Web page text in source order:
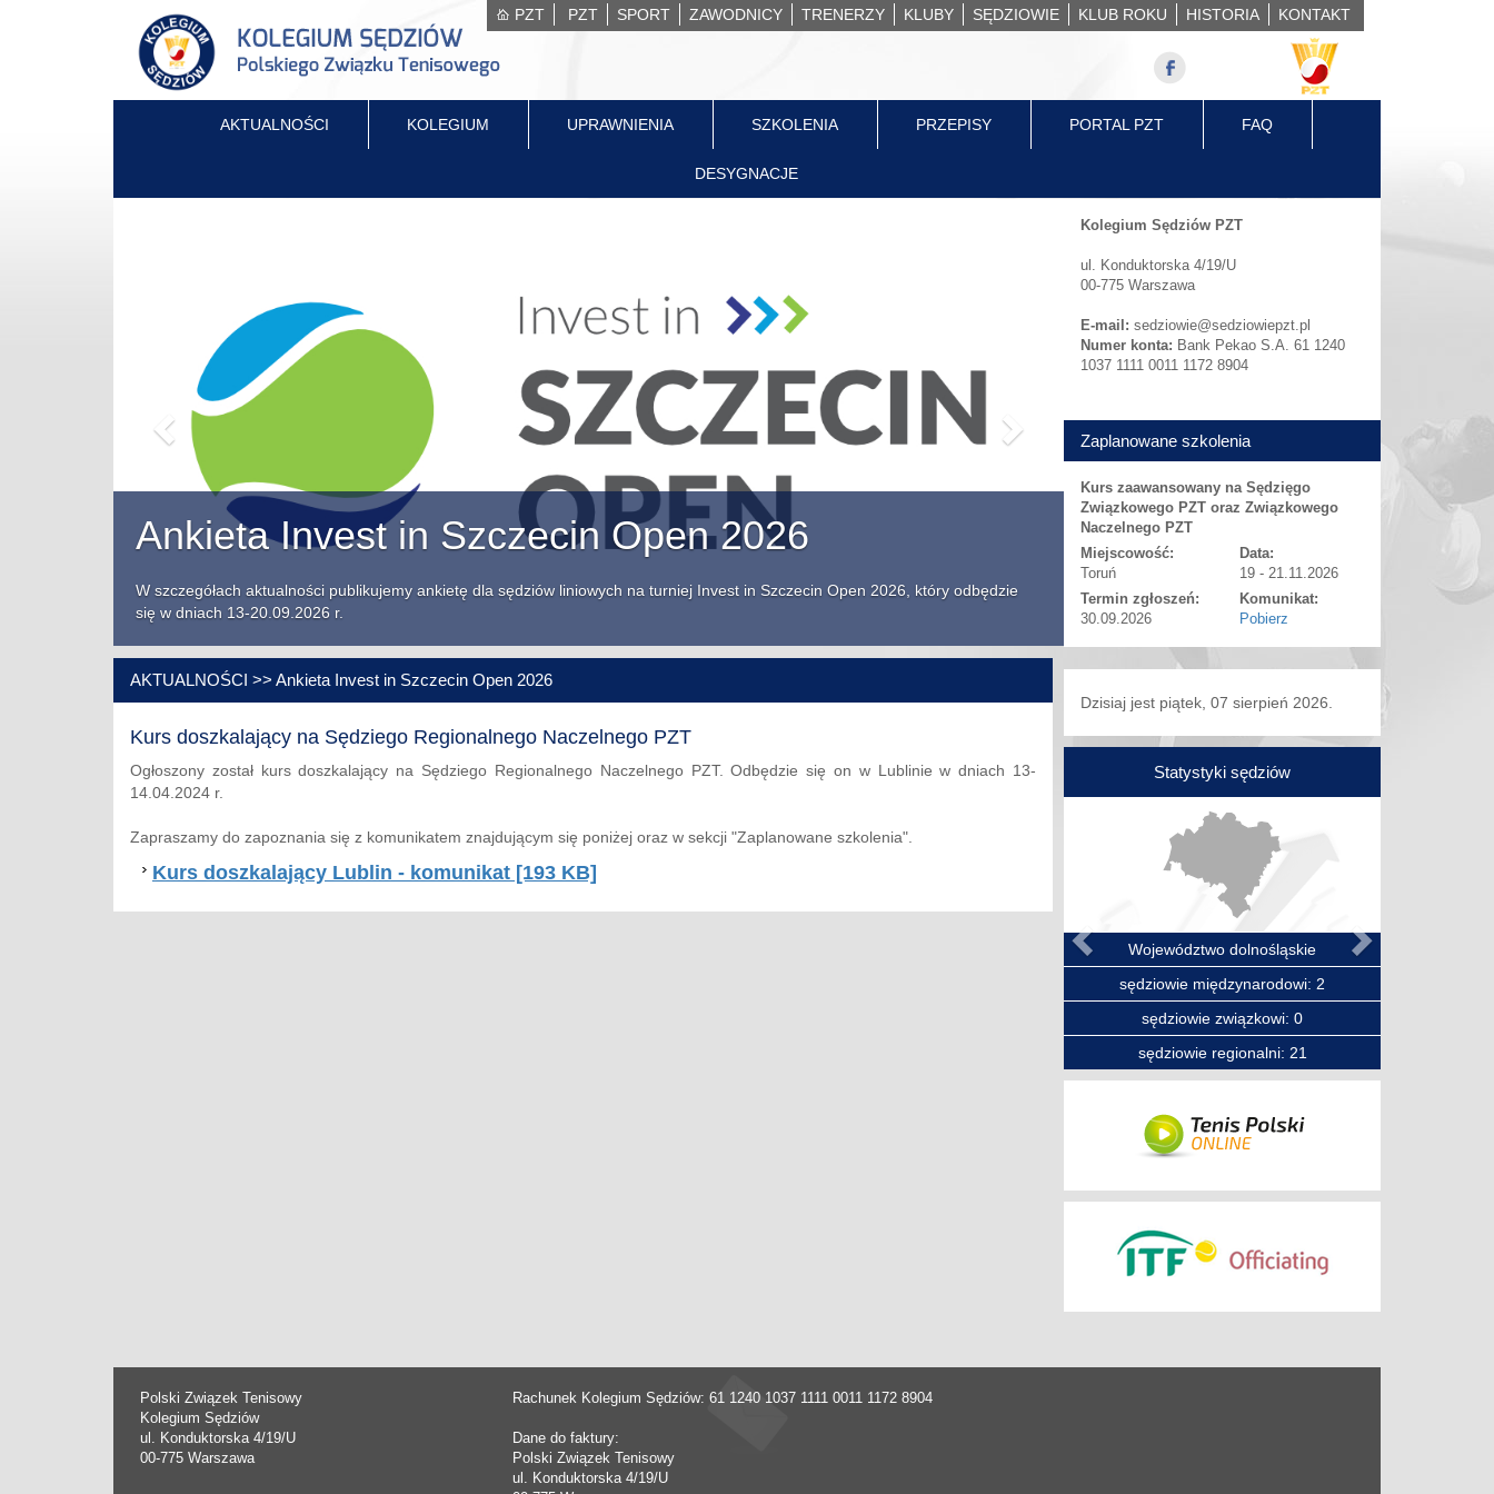
PZT PZT SPORT ZAWODNICY TRENERZY KLUBY SĘDZIOWIE KLUB ROKU HISTORIA KONTAKT
AKTUALNOŚCI KOLEGIUM UPRAWNIENIA SZKOLENIA PRZEPISY PORTAL PZT FAQ
DESYGNACJE
Ankieta Invest in Szczecin Open 2026
W szczegółach aktualności publikujemy ankietę dla sędziów liniowych na turniej Invest in Szczecin Open 2026, który odbędzie
się w dniach 13-20.09.2026 r.
Kolegium Sędziów PZT
ul. Konduktorska 4/19/U
00-775 Warszawa
E-mail: sedziowie@sedziowiepzt.pl
Numer konta: Bank Pekao S.A. 61 1240
1037 1111 0011 1172 8904
Zaplanowane szkolenia
Kurs zaawansowany na Sędzięgo
Związkowego PZT oraz Związkowego
Naczelnego PZT
Miejscowość:
Toruń
Data:
19 - 21.11.2026
Termin zgłoszeń:
30.09.2026
Komunikat:
Pobierz
AKTUALNOŚCI >> Ankieta Invest in Szczecin Open 2026
Kurs doszkalający na Sędziego Regionalnego Naczelnego PZT
Ogłoszony został kurs doszkalający na Sędziego Regionalnego Naczelnego PZT. Odbędzie się on w Lublinie w dniach 13-
14.04.2024 r.
Zapraszamy do zapoznania się z komunikatem znajdującym się poniżej oraz w sekcji "Zaplanowane szkolenia".
Kurs doszkalający Lublin - komunikat [193 KB]
Dzisiaj jest piątek, 07 sierpień 2026.
Statystyki sędziów
Województwo dolnośląskie
sędziowie międzynarodowi: 2
sędziowie związkowi: 0
sędziowie regionalni: 21
Polski Związek Tenisowy
Kolegium Sędziów
ul. Konduktorska 4/19/U
00-775 Warszawa
Rachunek Kolegium Sędziów: 61 1240 1037 1111 0011 1172 8904
Dane do faktury:
Polski Związek Tenisowy
ul. Konduktorska 4/19/U